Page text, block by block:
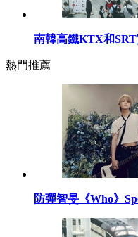
南韓高鐵KTX和
熱門推薦
防彈智旻《Who》